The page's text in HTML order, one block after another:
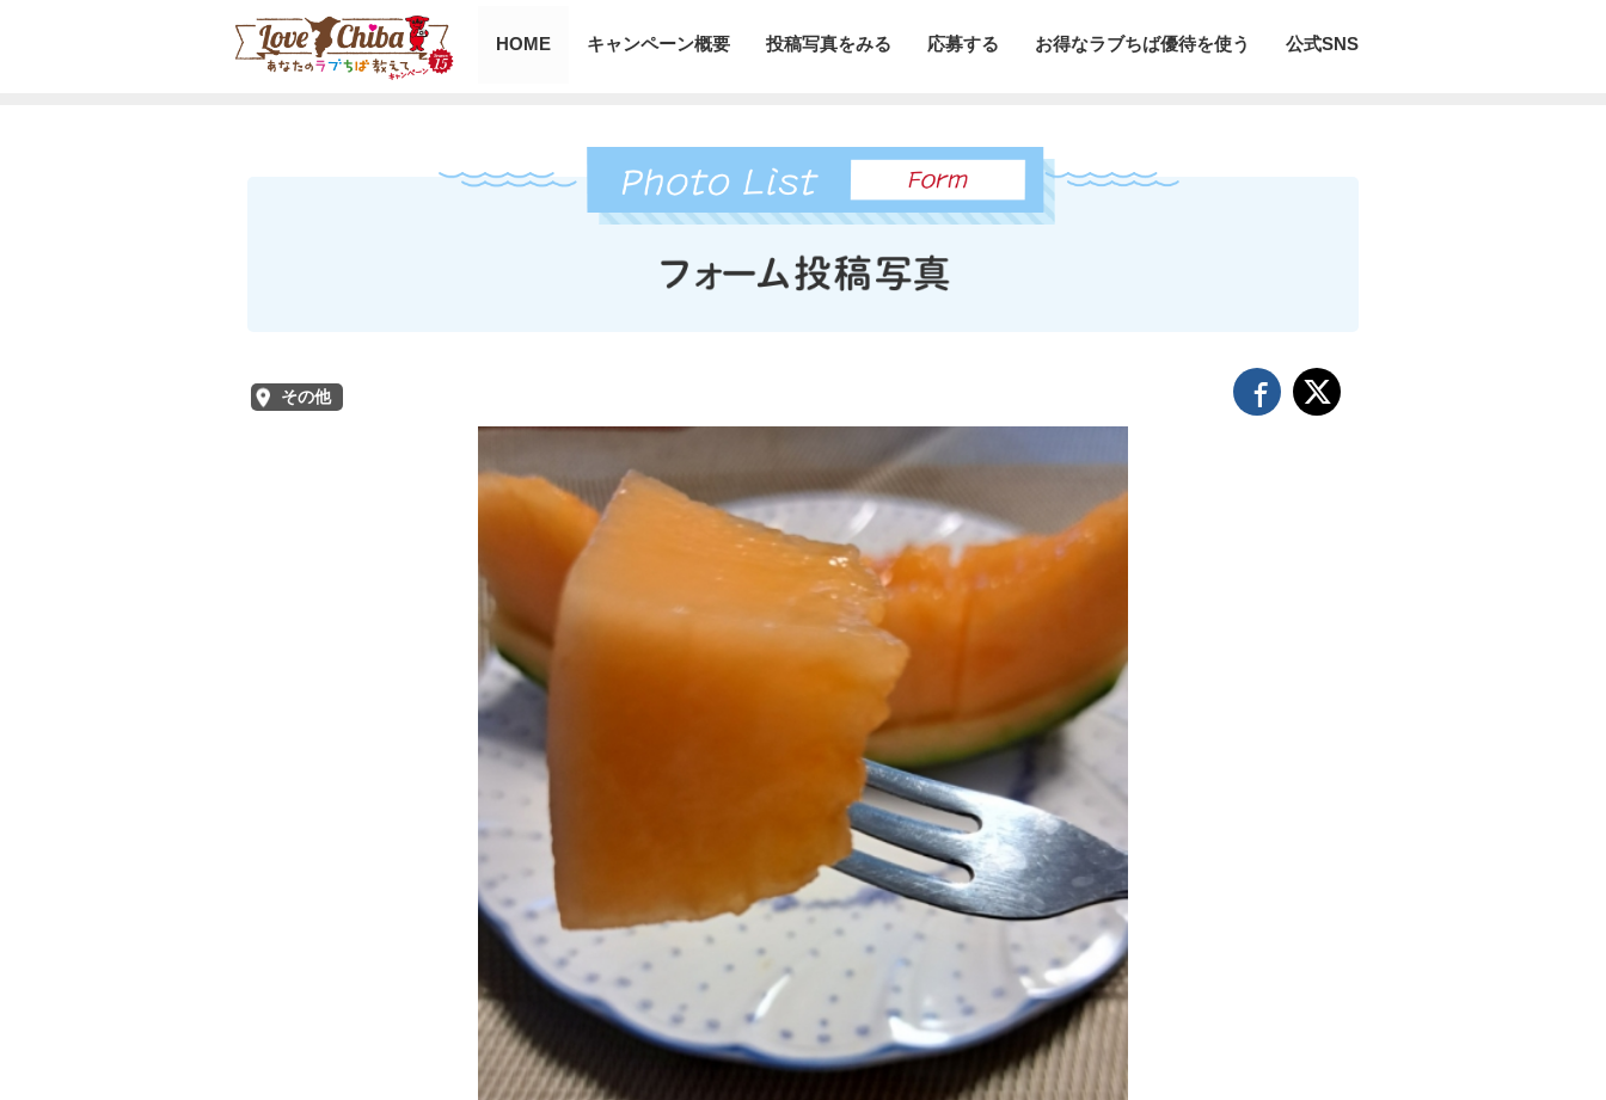
HOME キャンペーン概要 投稿写真をみる 応募する お得なラブちば優待を使う 公式SNS
その他